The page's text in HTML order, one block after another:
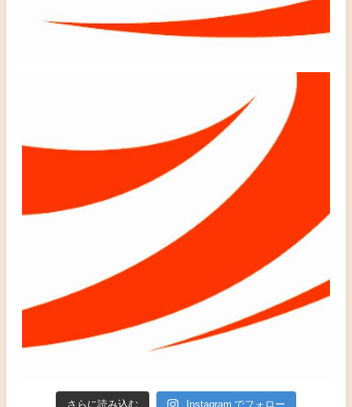
さらに読み込む Instagram でフォロー